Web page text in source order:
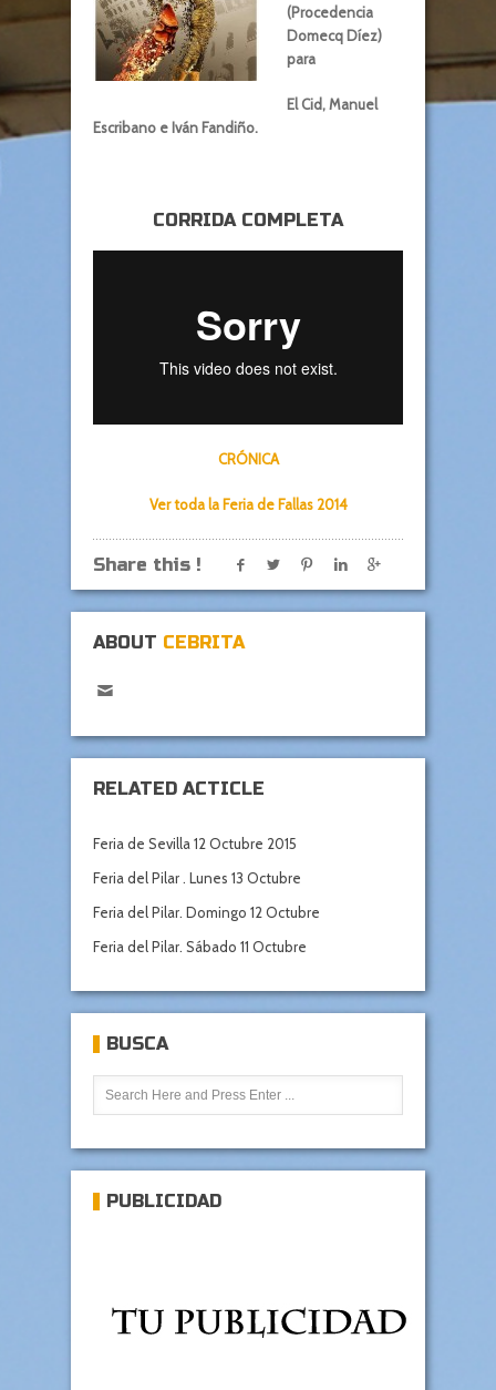
(Procedencia
Domecq Díez)
para
El Cid, Manuel
Escribano e Iván Fandiño.
CORRIDA COMPLETA
CRÓNICA
Ver toda la Feria de Fallas 2014
Share this !
ABOUT CEBRITA
RELATED ACTICLE
Feria de Sevilla 12 Octubre 2015
Feria del Pilar . Lunes 13 Octubre
Feria del Pilar. Domingo 12 Octubre
Feria del Pilar. Sábado 11 Octubre
BUSCA
PUBLICIDAD